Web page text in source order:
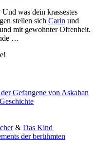
was dein krassestes
stellen sich Carin und
mit gewohnter Offenheit.
…
Gefangene von Askaban
& Das Kind
der berühmten